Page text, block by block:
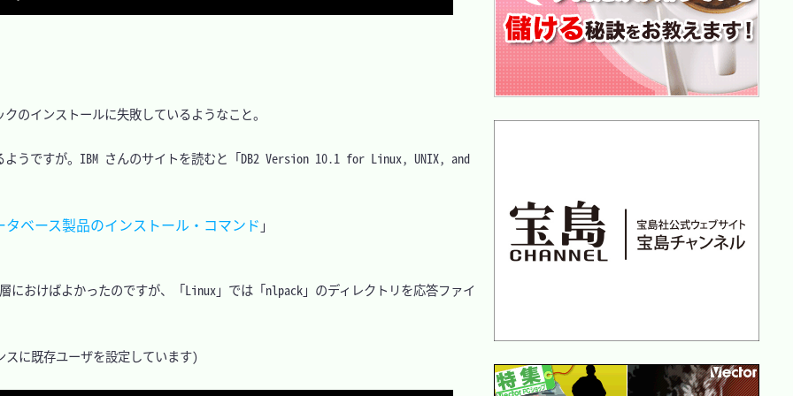
インストールに失敗しているようなこと。
うですが。IBM さんのサイトを読むと「DB2 Version 10.1 for Linux, UNIX, and
ベース製品のインストール・コマンド 」
けばよかったのですが、「Linux」では「nlpack」のディレクトリを応答ファイ
に既存ユーザを設定しています)